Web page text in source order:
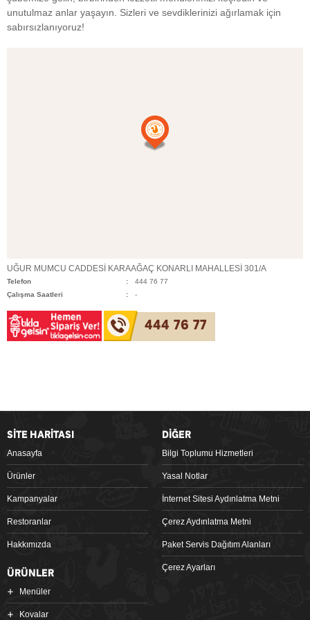
unutulmaz anlar yaşayın. Sizleri ve sevdiklerinizi ağırlamak için
sabırsızlanıyoruz!
UĞUR MUMCU CADDESİ KARAAĞAÇ KONARLI MAHALLESİ 301/A
Telefon
444 76 77
Çalışma Saatleri
-
444 76 77
SİTE HARİTASI
Anasayfa
Ürünler
Kampanyalar
Restoranlar
Hakkımızda
DİĞER
Bilgi Toplumu Hizmetleri
Yasal Notlar
İnternet Sitesi Aydınlatma Metni
Çerez Aydınlatma Metni
Paket Servis Dağıtım Alanları
Çerez Ayarları
ÜRÜNLER
Menüler
Kovalar